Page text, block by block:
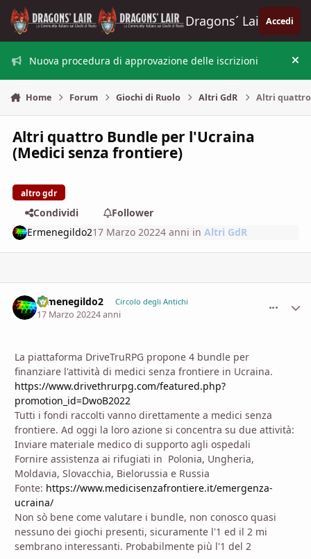
Vai al contenuto
Dragons´ Lair Accedi
Nuova procedura di approvazione delle iscrizioni
Home Forum Giochi di Ruolo Altri GdR Altri quattro
Altri quattro Bundle per l'Ucraina
(Medici senza frontiere)
altro gdr
Condividi
Follower
Ermenegildo217 Marzo 20224 anni inAltri GdR
Ermenegildo2 Circolo degli Antichi
17 Marzo 20224 anni
La piattaforma DriveTruRPG propone 4 bundle per
finanziare l'attività di medici senza frontiere in Ucraina.
https://www.drivethrurpg.com/featured.php?
promotion_id=DwoB2022
Tutti i fondi raccolti vanno direttamente a medici senza
frontiere. Ad oggi la loro azione si concentra su due attività:
Inviare materiale medico di supporto agli ospedali
Fornire assistenza ai rifugiati in Polonia, Ungheria,
Moldavia, Slovacchia, Bielorussia e Russia
Fonte: https://www.medicisenzafrontiere.it/emergenza-
ucraina/
Non sò bene come valutare i bundle, non conosco quasi
nessuno dei giochi presenti, sicuramente l'1 ed il 2 mi
sembrano interessanti. Probabilmente più l'1 del 2